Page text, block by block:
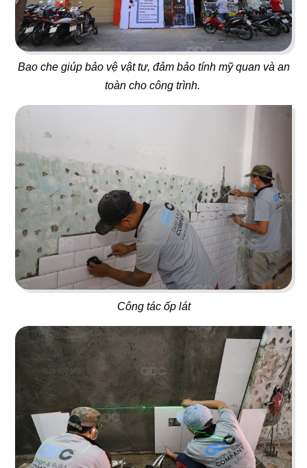
Bao che giúp bảo vệ vật tư, đảm bảo tính mỹ quan và an
toàn cho công trình.
Công tác ốp lát
33
Coffee & Tea
34
DON CHICKEN LONG
KHÁNH
Nhà hàng Hàn
35
NÓC NHÀ
Quán nhậu
36
ĐẠI ĐƯỜNG TRÂN TUYỂN
Nhà hàng Hoa
37
FLYFOOD
Nhà hàng Việt
38
DON CHICKEN
Gà rán Hàn Quốc